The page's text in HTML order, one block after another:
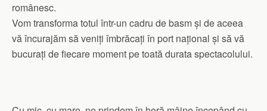
românesc.
Vom transforma totul într-un cadru de basm și de aceea
vă încurajăm să veniți îmbrăcați în port național și să vă
bucurați de fiecare moment pe toată durata spectacolului.